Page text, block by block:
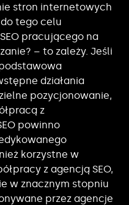
stron internetowych
tego celu
pracującego na
– to zależy. Jeśli
działania
pozycjonowanie,
z
powinno
korzystne w
z agencją SEO,
w znacznym stopniu
przez agencje